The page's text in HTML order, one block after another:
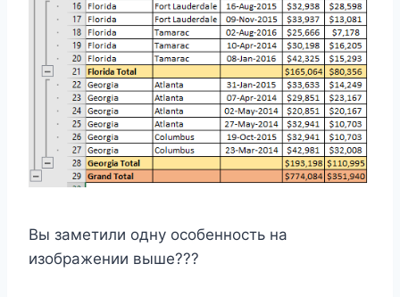
Вы заметили одну особенность на
изображении выше???